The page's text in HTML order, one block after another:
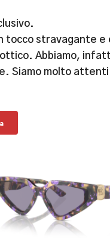
tocco stravagante
Abbiamo,
Siamo molto